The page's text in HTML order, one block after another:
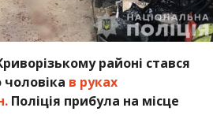
районі стався
чоловіка в руках
Поліція прибула на місце